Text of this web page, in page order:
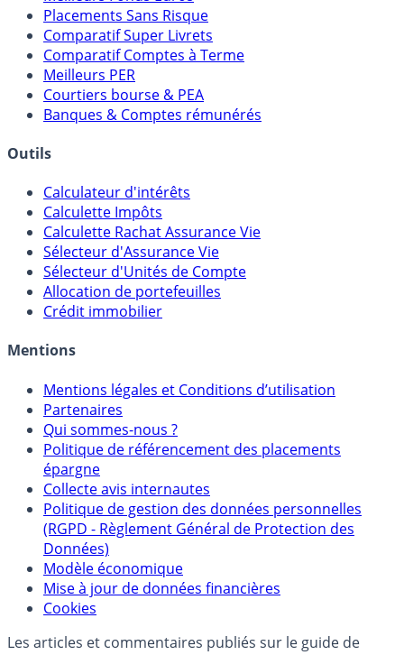
Meilleures Assurances-Vie
Meilleurs Fonds Euros
Placements Sans Risque
Comparatif Super Livrets
Comparatif Comptes à Terme
Meilleurs PER
Courtiers bourse & PEA
Banques & Comptes rémunérés
Outils
Calculateur d'intérêts
Calculette Impôts
Calculette Rachat Assurance Vie
Sélecteur d'Assurance Vie
Sélecteur d'Unités de Compte
Crédit immobilier
Mentions
Mentions légales et Conditions d’utilisation
Partenaires
Qui sommes-nous ?
Politique de référencement des placements
épargne
Collecte avis internautes
Politique de gestion des données personnelles
(RGPD - Règlement Général de Protection des
Données)
Modèle économique
Cookies